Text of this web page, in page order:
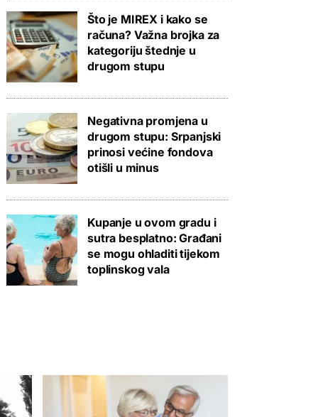
Što je MIREX i kako se
računa? Važna brojka za
kategoriju štednje u
drugom stupu
Negativna promjena u
drugom stupu: Srpanjski
prinosi većine fondova
otišli u minus
Kupanje u ovom gradu i
sutra besplatno: Građani
se mogu ohladiti tijekom
toplinskog vala